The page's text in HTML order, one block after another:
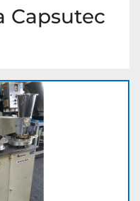
Capsutec